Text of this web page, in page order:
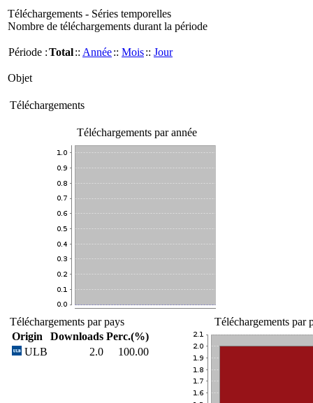
Téléchargements - Séries temporelles
Nombre de téléchargements durant la période
Période :Total:: Année:: Mois:: Jour
Objet
Téléchargements
Téléchargements par année
Téléchargements par pays
Origin
Downloads Perc.(%)
ULB
2.0 100.00
Téléchargements par